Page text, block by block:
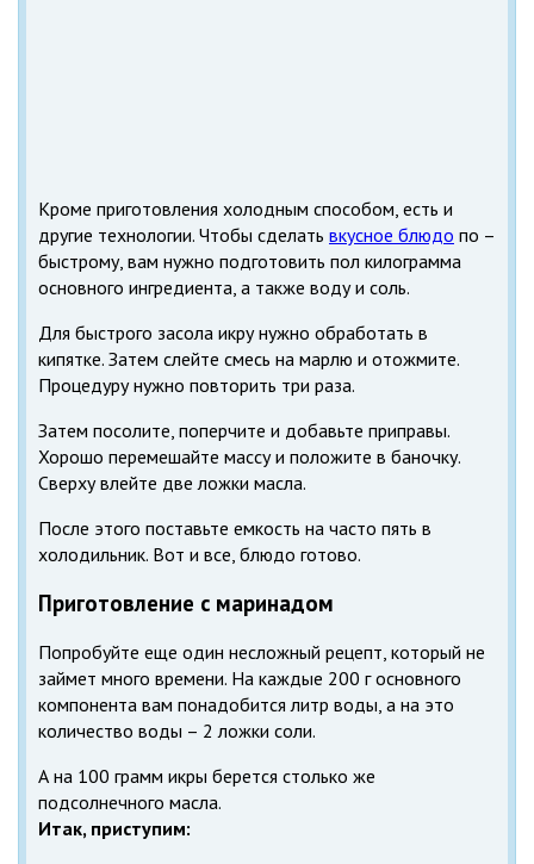
Кроме приготовления холодным способом, есть и
другие технологии. Чтобы сделать вкусное блюдо по –
быстрому, вам нужно подготовить пол килограмма
основного ингредиента, а также воду и соль.
Для быстрого засола икру нужно обработать в
кипятке. Затем слейте смесь на марлю и отожмите.
Процедуру нужно повторить три раза.
Затем посолите, поперчите и добавьте приправы.
Хорошо перемешайте массу и положите в баночку.
Сверху влейте две ложки масла.
После этого поставьте емкость на часто пять в
холодильник. Вот и все, блюдо готово.
Приготовление с маринадом
Попробуйте еще один несложный рецепт, который не
займет много времени. На каждые 200 г основного
компонента вам понадобится литр воды, а на это
количество воды – 2 ложки соли.
А на 100 грамм икры берется столько же
подсолнечного масла.
Итак, приступим: